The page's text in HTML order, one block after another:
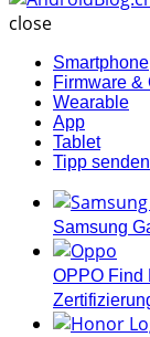
close
Smartphone
Firmware &
Wearable
App
Tablet
Tipp senden
Samsung
OPPO Find